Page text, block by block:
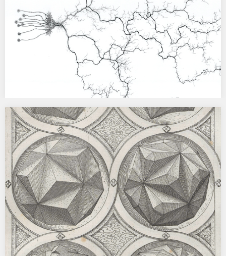
REVUE INCISE 7
[2020] Septième numéro de Revue Incise, éditée par le T2G – Théâtre
de Gennevilliers (parution annuelle). L’atelier…